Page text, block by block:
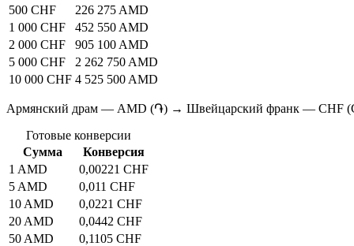
500 CHF
226 275 AMD
1 000 CHF
452 550 AMD
2 000 CHF
905 100 AMD
5 000 CHF
2 262 750 AMD
10 000 CHF 4 525 500 AMD
Армянский драм — AMD (֏) → Швейцарский франк — CHF
Готовые конверсии
Сумма
Конверсия
1 AMD
0,00221 CHF
5 AMD
0,011 CHF
10 AMD
0,0221 CHF
20 AMD
0,0442 CHF
50 AMD
0,1105 CHF